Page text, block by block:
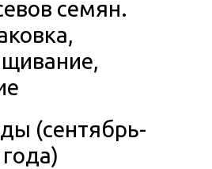
семян.
(сентябрь-